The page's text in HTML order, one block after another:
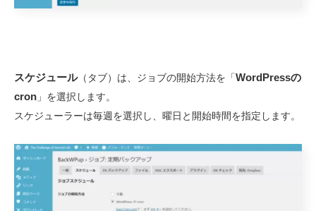
スケジュール（タブ）は、ジョブの開始方法を「WordPressの
cron 」を選択します。
スケジューラーは毎週を選択し、曜日と開始時間を指定します。